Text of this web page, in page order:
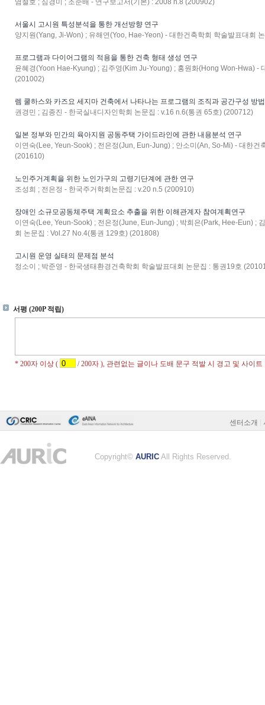
염철호 ; 심경미 ; 조준배 - 연구보고서(기본) : 2008 n.8 (200902)
서울시 고시원 특성분석을 통한 개선방향 연구
양지원(Yang, Ji-Won) ; 유해연(Yoo, Hae-Yeon) - 대한건축학회 학술발표대회
프로그램과 다이어그램의 적용을 통한 건축 형태 생성 연구
윤혜경(Yoon Hae-Kyung) ; 김주영(Kim Ju-Young) ; 홍원화(Hong Won-Hwa) -
(201002)
렘 쿨하스와 카즈요 세지마 건축에서 나타나는 프로그램의 조직과 공간구성 방
권경민 ; 김종진 - 한국실내디자인학회 논문집 : v.16 n.6(통권 65호) (200712)
일본 정부와 민간의 육아지원 공동주택 가이드라인에 관한 내용분석 연구
이연숙(Lee, Yeun-Sook) ; 전은정(Jun, Eun-Jung) ; 안소미(An, So-Mi) - 대한건
(201610)
노인주거계획을 위한 노인가구의 고령기단계에 관한 연구
조성희 ; 전은정 - 한국주거학회논문집 : v.20 n.5 (200910)
장애인 소규모공동체주택 계획요소 추출을 위한 이해관계자 참여계획연구
이연숙(Lee, Yeun-Sook) ; 전은정(June, Eun-Jung) ; 박희은(Park, Hee-Eun) ;
회 논문집 : Vol.27 No.4(통권 129호) (201808)
고시원 운영 실태의 문제점 분석
정소이 ; 박준영 - 한국생태환경건축학회 학술발표대회 논문집 : 통권19호
센터소개
Copyright© AURIC All Rights Reserved.